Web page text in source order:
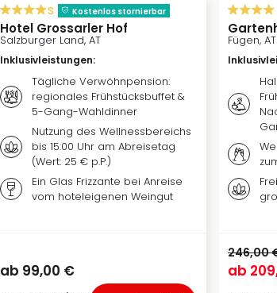
s Kostenlos stornierbar
Hotel Grossarler Hof
Salzburger Land, AT
Inklusivleistungen:
Tägliche Verwöhnpension:
regionales Frühstücksbuffet &
5-Gang-Wahldinner
Nutzung des Wellnessbereichs
bis 15:00 Uhr am Abreisetag
(Wert: 25 € p.P.)
Ein Glas Frizzante bei Anreise
vom hoteleigenen Weingut
ab 99,00 €
Fügen, AT
246,00
ab